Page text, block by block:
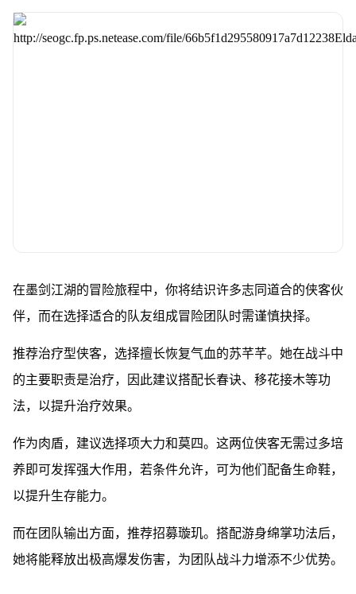
在墨剑江湖的冒险旅程中，你将结识许多志同道合的侠客伙
伴，而在选择适合的队友组成冒险团队时需谨慎抉择。
推荐治疗型侠客，选择擅长恢复气血的苏芊芊。她在战斗中
的主要职责是治疗，因此建议搭配长春诀、移花接木等功
法，以提升治疗效果。
作为肉盾，建议选择项大力和莫四。这两位侠客无需过多培
养即可发挥强大作用，若条件允许，可为他们配备生命鞋，
以提升生存能力。
而在团队输出方面，推荐招募璇玑。搭配游身绵掌功法后，
她将能释放出极高爆发伤害，为团队战斗力增添不少优势。